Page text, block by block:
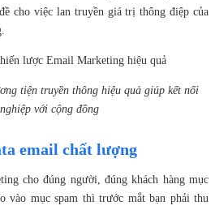
cho việc lan truyền giá trị thông điệp của
tiện truyền thông hiệu quả giúp kết nối
với cộng đồng
email chất lượng
cho đúng người, đúng khách hàng mục
vào mục spam thì trước mắt bạn phải thu